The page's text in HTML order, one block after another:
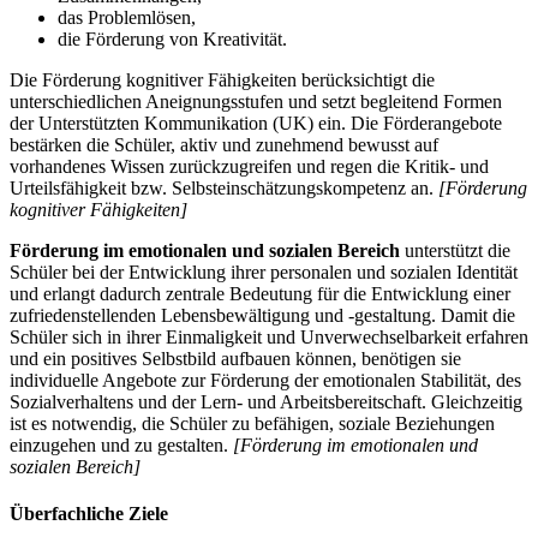
das Problemlösen,
die Förderung von Kreativität.
Die Förderung kognitiver Fähigkeiten berücksichtigt die
unterschiedlichen Aneignungsstufen und setzt begleitend Formen
der Unterstützten Kommunikation (UK) ein. Die Förderangebote
bestärken die Schüler, aktiv und zunehmend bewusst auf
vorhandenes Wissen zurückzugreifen und regen die Kritik- und
Urteilsfähigkeit bzw. Selbsteinschätzungskompetenz an. [Förderung
kognitiver Fähigkeiten]
Förderung im emotionalen und sozialen Bereich unterstützt die
Schüler bei der Entwicklung ihrer personalen und sozialen Identität
und erlangt dadurch zentrale Bedeutung für die Entwicklung einer
zufriedenstellenden Lebensbewältigung und -gestaltung. Damit die
Schüler sich in ihrer Einmaligkeit und Unverwechselbarkeit erfahren
und ein positives Selbstbild aufbauen können, benötigen sie
individuelle Angebote zur Förderung der emotionalen Stabilität, des
Sozialverhaltens und der Lern- und Arbeitsbereitschaft. Gleichzeitig
ist es notwendig, die Schüler zu befähigen, soziale Beziehungen
einzugehen und zu gestalten. [Förderung im emotionalen und
sozialen Bereich]
Überfachliche Ziele